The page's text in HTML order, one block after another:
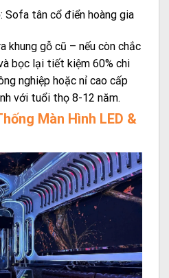
: Sofa tân cổ điển hoàng gia
khung gỗ cũ – nếu còn chắc
bọc lại tiết kiệm 60% chi
nghiệp hoặc nỉ cao cấp
với tuổi thọ 8-12 năm.
Màn Hình LED &